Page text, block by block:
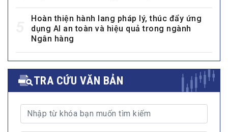
Hoàn thiện hành lang pháp lý, thúc đẩy ứng
dụng AI an toàn và hiệu quả trong ngành
Ngân hàng
TRA CỨU VĂN BẢN